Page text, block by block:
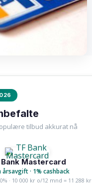
tilbud akkurat nå
Bank Mastercard
årsavgift · 1% cashback
· 10 000 kr o/12 mnd = 11 288 kr